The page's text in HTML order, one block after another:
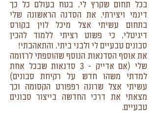
בכל תחום שקרץ לי, בטח בעולם כל כך
דינמי ויצירתי. את הסדנה הראשונה שלי
בתחום עשיתי אצל מיכל לוין בקורס
דיגיטלי, כי פשוט רציתי ללמוד להכין
סבונים טבעיים לי ולבני ביתי, והתאהבתי!
את אוסף הסדנאות הנוסף שהוספתי לרזומה
שלי (אם אדייק - 3 סדנאות שבכל אחת
למדתי משהו חדש על רקיחת סבונים)
עשיתי אצל שרונה רפפורט הקסומה וכך
מצאתי את דרכי החדשה בייצור סבונים
טבעיים.